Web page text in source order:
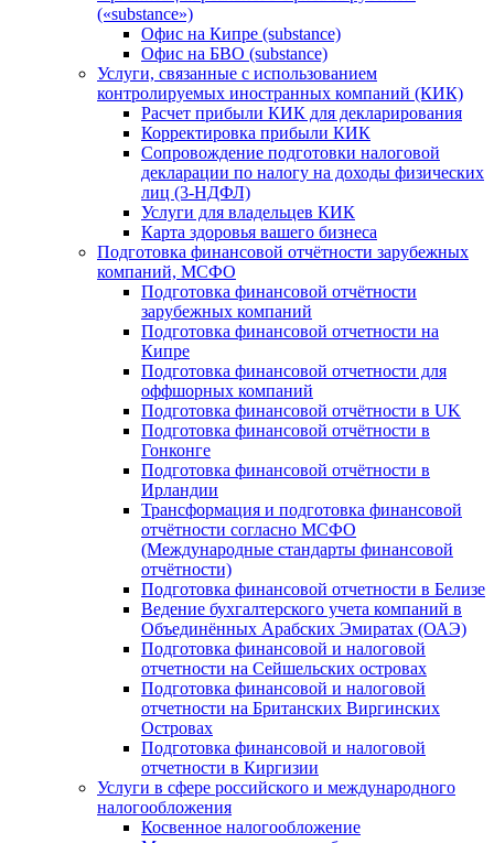
(«substance»)
Офис на Кипре (substance)
Офис на БВО (substance)
Услуги, связанные с использованием
контролируемых иностранных компаний (КИК)
Расчет прибыли КИК для декларирования
Корректировка прибыли КИК
Сопровождение подготовки налоговой
декларации по налогу на доходы физических
лиц (3-НДФЛ)
Услуги для владельцев КИК
Карта здоровья вашего бизнеса
Подготовка финансовой отчётности зарубежных
компаний, МСФО
Подготовка финансовой отчётности
зарубежных компаний
Подготовка финансовой отчетности на
Кипре
Подготовка финансовой отчетности для
оффшорных компаний
Подготовка финансовой отчётности в UK
Подготовка финансовой отчётности в
Гонконге
Подготовка финансовой отчётности в
Ирландии
Трансформация и подготовка финансовой
отчётности согласно МСФО
(Международные стандарты финансовой
отчётности)
Подготовка финансовой отчетности в Белизе
Ведение бухгалтерского учета компаний в
Объединённых Арабских Эмиратах (ОАЭ)
Подготовка финансовой и налоговой
отчетности на Сейшельских островах
Подготовка финансовой и налоговой
отчетности на Британских Виргинских
Островах
Подготовка финансовой и налоговой
отчетности в Киргизии
Услуги в сфере российского и международного
налогообложения
Косвенное налогообложение